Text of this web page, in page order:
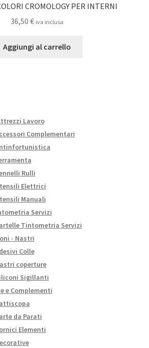
possono
essere
nella
CROMOLOGY PER INTERNI
36,50 € iva inclusa
Aggiungi al carrello
Lavoro
Complementari
Rulli
Elettrici
Manuali
Servizi
Tintometria Servizi
- Nastri
Colle
coperture
Sigillanti
e Complementi
da Parati
Elementi